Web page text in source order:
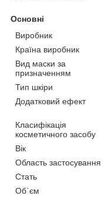
Основні
Виробник
Країна виробник
Вид маски за
призначенням
Тип шкіри
Додатковий ефект
Класифікація
косметичного засобу
Вік
Область застосування
Стать
Об`єм